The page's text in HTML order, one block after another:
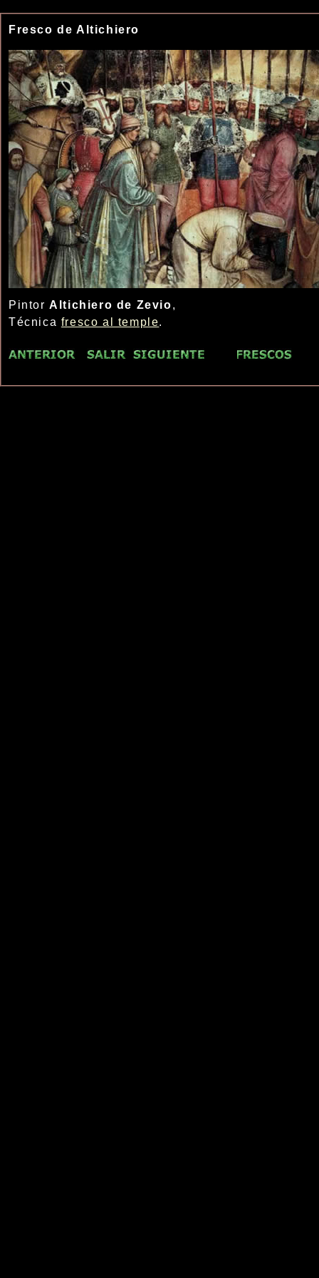
Fresco de Altichiero
PintorAltichiero de Zevio,
Técnica fresco al temple.